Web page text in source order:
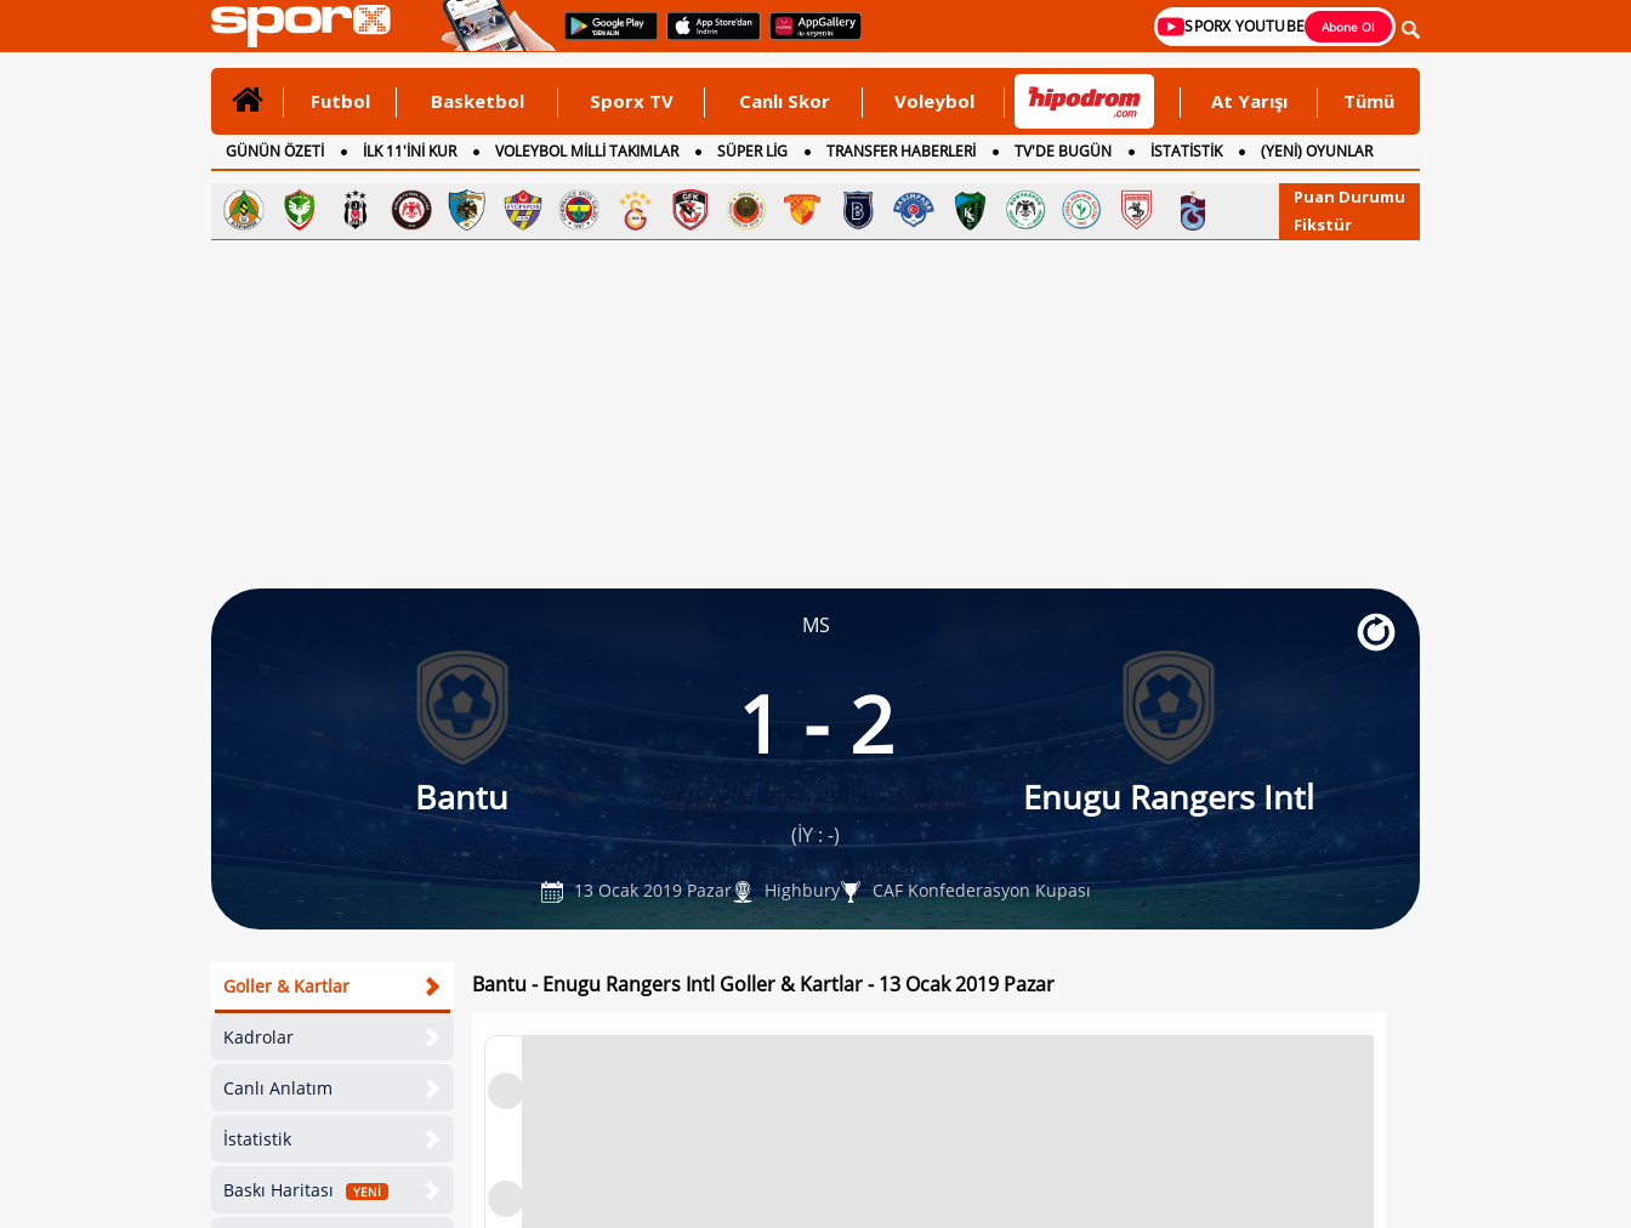
SPORX YOUTUBE Abone Ol
Futbol Basketbol Sporx TV Canlı Skor Voleybol At Yarışı Tümü
GÜNÜN ÖZETİ İLK 11'İNİ KUR VOLEYBOL MİLLİ TAKIMLAR SÜPER LİG TRANSFER HABERLERİ TV'DE BUGÜN İSTATİSTİK
(YENİ) OYUNLAR
CANLI ANLATIM
İNGİLTERE
Puan Durumu
Fikstür
MS
Bantu
1 - 2
Enugu Rangers Intl
(İY : -)
13 Ocak 2019 Pazar Highbury CAF Konfederasyon Kupası
Goller & Kartlar
Kadrolar
Canlı Anlatım
İstatistik
Baskı Haritası YENİ
Bantu - Enugu Rangers Intl Goller & Kartlar - 13 Ocak 2019 Pazar